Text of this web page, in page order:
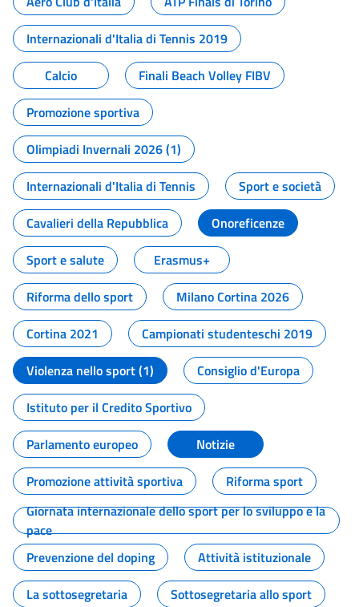
Internazionali d'Italia di Tennis 2019
Calcio
Finali Beach Volley FIBV
Promozione sportiva
Olimpiadi Invernali 2026 (1)
Internazionali d'Italia di Tennis
Sport e società
Cavalieri della Repubblica
Onoreficenze
Sport e salute
Erasmus+
Riforma dello sport
Milano Cortina 2026
Cortina 2021
Campionati studenteschi 2019
Violenza nello sport (1)
Consiglio d'Europa
Istituto per il Credito Sportivo
Parlamento europeo
Notizie
Promozione attività sportiva
Riforma sport
Giornata internazionale dello sport per lo sviluppo e la
pace
Prevenzione del doping
Attività istituzionale
La sottosegretaria
Sottosegretaria allo sport